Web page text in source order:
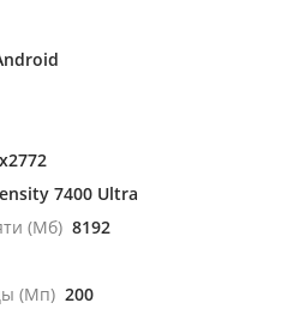
7400 Ultra
(Мб) 8192
(Мп) 200